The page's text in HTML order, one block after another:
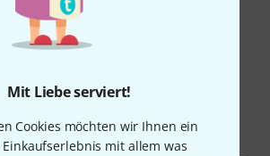
Mit Liebe serviert!
Cookies möchten wir Ihnen ein
mit allem was
Newsletter und gewinne mit
Beiträge
Deals Thomann Insights